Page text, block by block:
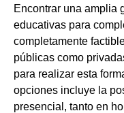
Encontrar una amplia
educativas para
completamente
públicas como
para realizar esta
opciones incluye la
presencial, tanto en